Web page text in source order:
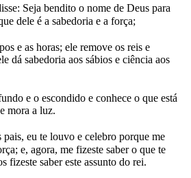
Seja bendito o nome de Deus para
dele é a sabedoria e a força;
e as horas; ele remove os reis e
dá sabedoria aos sábios e ciência aos
e o escondido e conhece o que está
mora a luz.
pais, eu te louvo e celebro porque me
e, agora, me fizeste saber o que te
fizeste saber este assunto do rei.